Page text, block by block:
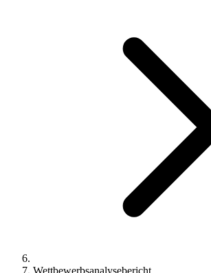
Wettbewerbsanalysebericht